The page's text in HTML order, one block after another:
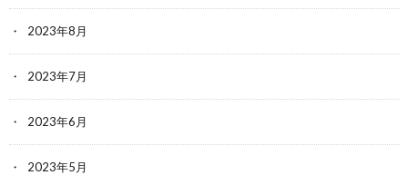
2023年8月
2023年7月
2023年6月
2023年5月